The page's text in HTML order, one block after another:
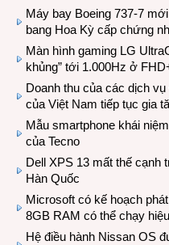
Máy bay Boeing 737-7
bang Hoa Kỳ cấp chứng
Màn hình gaming LG
khủng” tới 1.000Hz ở
Doanh thu của các dịch
của Việt Nam tiếp tục gia
Mẫu smartphone khái
của Tecno
Dell XPS 13 mất thế cạnh
Hàn Quốc
Microsoft có kế hoạch
8GB RAM có thể chạy
Hệ điều hành Nissan OS